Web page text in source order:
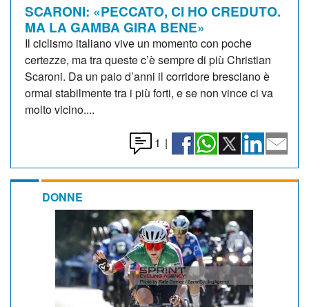
SCARONI: «PECCATO, CI HO CREDUTO.
MA LA GAMBA GIRA BENE»
Il ciclismo italiano vive un momento con poche
certezze, ma tra queste c’è sempre di più Christian
Scaroni. Da un paio d’anni il corridore bresciano è
ormai stabilmente tra i più forti, e se non vince ci va
molto vicino....
1 |
DONNE